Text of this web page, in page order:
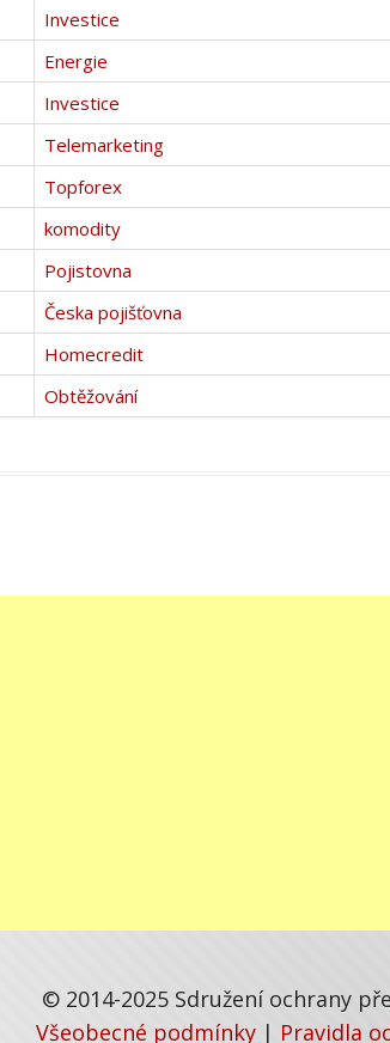
Investice
Energie
Investice
Telemarketing
Topforex
komodity
Pojistovna
Česka pojišťovna
Homecredit
Obtěžování
© 2014-2025 Sdružení ochrany
Všeobecné podmínky | Pravidla